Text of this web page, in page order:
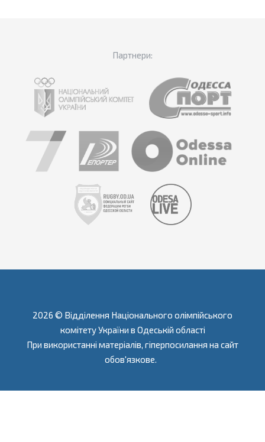
Партнери:
2026 © Відділення Національного олімпійського
комітету України в Одеській області
При використанні матеріалів, гіперпосилання на сайт
обов'язкове.